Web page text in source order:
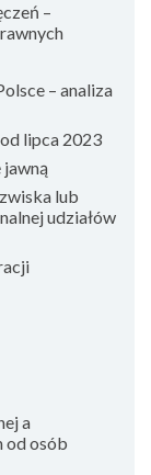
–
– analiza
lipca 2023
jawną
lub
udziałów
a
od osób